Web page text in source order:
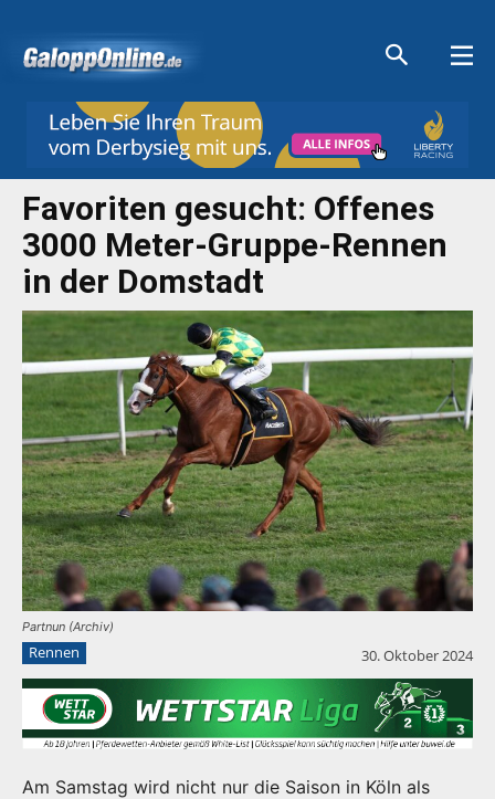
Favoriten gesucht: Offenes
3000 Meter-Gruppe-Rennen
in der Domstadt
Partnun (Archiv)
Rennen 30. Oktober 2024
Am Samstag wird nicht nur die Saison in Köln als